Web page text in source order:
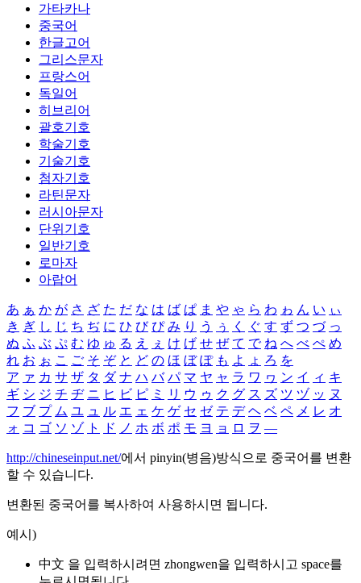
가타카나
중국어
한글고어
그리스문자
프랑스어
독일어
히브리어
괄호기호
학술기호
기술기호
첨자기호
라틴문자
러시아문자
단위기호
일반기호
로마자
아랍어
あ ぁ か が さ ざ た だ な は ば ぱ ま や ゃ ら わ ゎ ん い ぃ
き ぎ し じ ち ぢ に ひ び ぴ み り う ぅ く ぐ す ず つ づ っ
ぬ ふ ぶ ぷ む ゆ ゅ る え ぇ け げ せ ぜ て で ね へ べ ぺ め
れ お ぉ こ ご そ ぞ と ど の ほ ぼ ぽ も よ ょ ろ を
ア ァ カ サ ザ タ ダ ナ ハ バ パ マ ヤ ャ ラ ワ ヮ ン イ ィ キ
ギ シ ジ チ ヂ ニ ヒ ビ ピ ミ リ ウ ゥ ク グ ス ズ ツ ヅ ッ ヌ
フ ブ プ ム ユ ュ ル エ ェ ケ ゲ セ ゼ テ デ ヘ ベ ペ メ レ オ
ォ コ ゴ ソ ゾ ト ド ノ ホ ボ ポ モ ヨ ョ ロ ヲ ―
http://chineseinput.net/에서 pinyin(병음)방식으로 중국어를 변환
할 수 있습니다.
변환된 중국어를 복사하여 사용하시면 됩니다.
예시)
中文 을 입력하시려면 zhongwen을 입력하시고 space를